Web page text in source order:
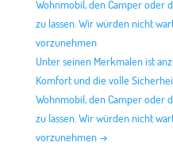
Wohnmobil, den Camper oder
zu lassen. Wir würden nicht
vorzunehmen
Unter seinen Merkmalen ist
Komfort und die volle
Wohnmobil, den Camper oder
zu lassen. Wir würden nicht
vorzunehmen→